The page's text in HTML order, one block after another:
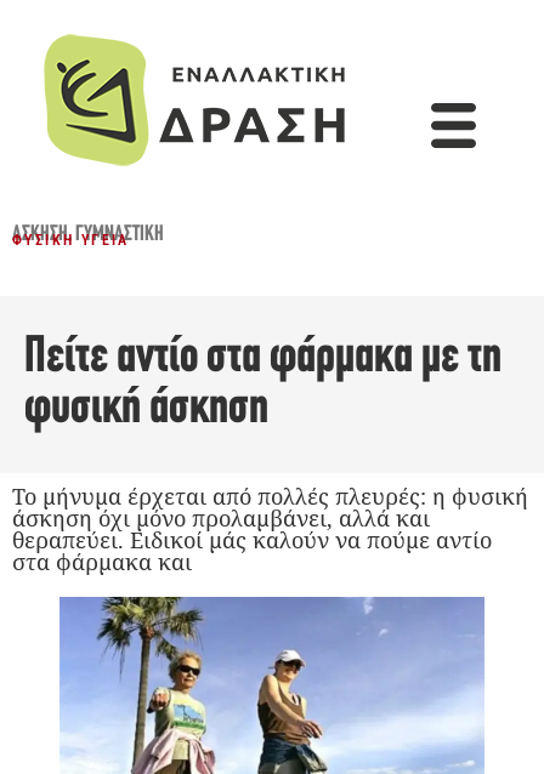
ΆΣΚΗΣΗ,ΓΥΜΝΑΣΤΙΚΉ
ΦΥΣΙΚΉ ΥΓΕΊΑ
Πείτε αντίο στα φάρμακα με τη
φυσική άσκηση
Το μήνυμα έρχεται από πολλές πλευρές: η φυσική
άσκηση όχι μόνο προλαμβάνει, αλλά και
θεραπεύει. Ειδικοί μάς καλούν να πούμε αντίο
στα φάρμακα και